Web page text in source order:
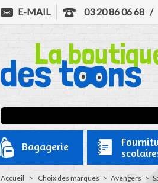
E-MAIL 03 20 86 06 68 /
Bagagerie
Accueil > Choix des marques > Avengers >